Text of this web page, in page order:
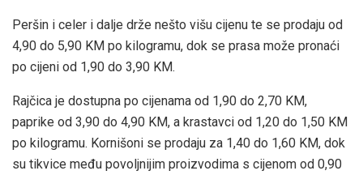
Peršin i celer i dalje drže nešto višu cijenu te se prodaju od
4,90 do 5,90 KM po kilogramu, dok se prasa može pronaći
po cijeni od 1,90 do 3,90 KM.
Rajčica je dostupna po cijenama od 1,90 do 2,70 KM,
paprike od 3,90 do 4,90 KM, a krastavci od 1,20 do 1,50 KM
po kilogramu. Kornišoni se prodaju za 1,40 do 1,60 KM, dok
su tikvice među povoljnijim proizvodima s cijenom od 0,90